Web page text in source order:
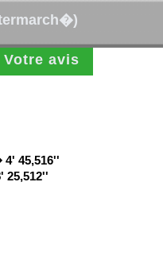
Votre avis
4' 45,516''
25,512''